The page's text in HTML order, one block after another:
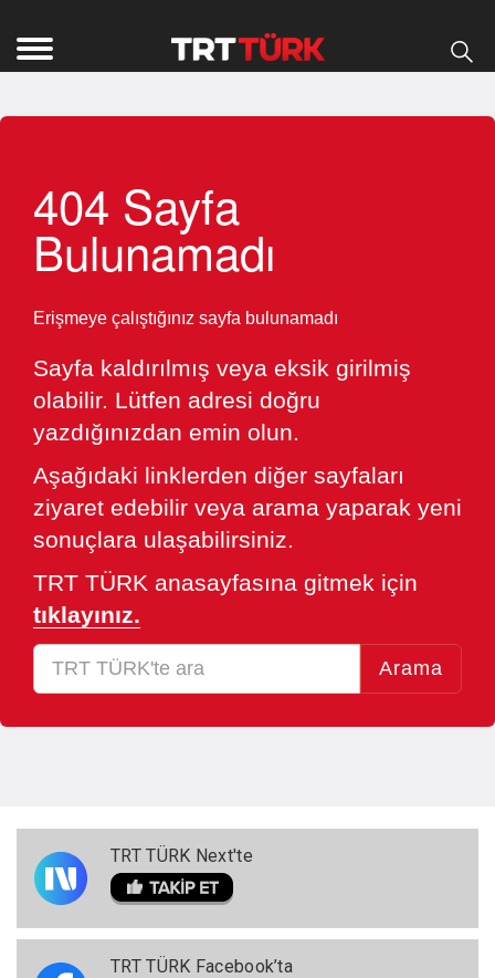
404 Sayfa
Bulunamadı
Erişmeye çalıştığınız sayfa bulunamadı
Sayfa kaldırılmış veya eksik girilmiş
olabilir. Lütfen adresi doğru
yazdığınızdan emin olun.
Aşağıdaki linklerden diğer sayfaları
ziyaret edebilir veya arama yaparak yeni
sonuçlara ulaşabilirsiniz.
TRT TÜRK anasayfasına gitmek için
tıklayınız.
Arama
TRT TÜRK Next'te
TRT TÜRK Facebook’ta